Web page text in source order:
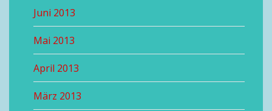
Juni 2013
Mai 2013
April 2013
März 2013